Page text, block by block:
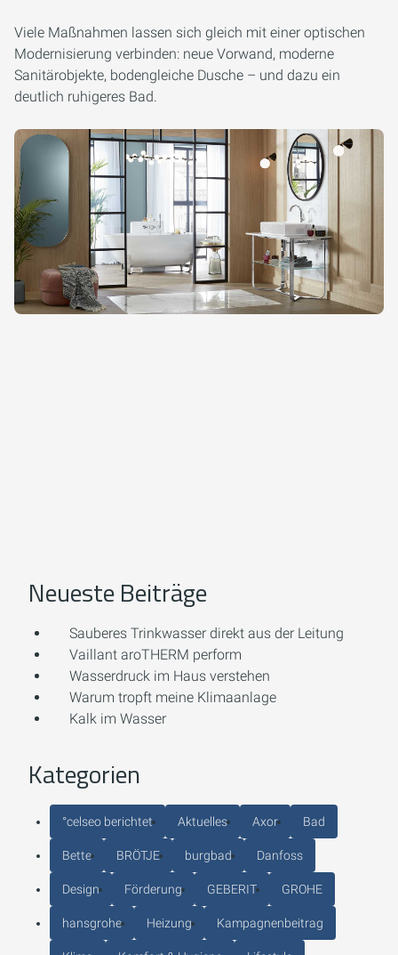
Viele Maßnahmen lassen sich gleich mit einer optischen
Modernisierung verbinden: neue Vorwand, moderne
Sanitärobjekte, bodengleiche Dusche – und dazu ein
deutlich ruhigeres Bad.
Neueste Beiträge
Sauberes Trinkwasser direkt aus der Leitung
Vaillant aroTHERM perform
Wasserdruck im Haus verstehen
Warum tropft meine Klimaanlage
Kalk im Wasser
Kategorien
°celseo berichtet Aktuelles Axor Bad
Bette BRÖTJE burgbad Danfoss
Design Förderung GEBERIT GROHE
hansgrohe Heizung Kampagnenbeitrag